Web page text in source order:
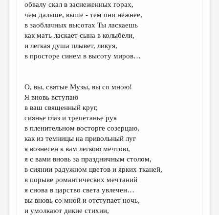
обвалу скал в заснеженных горах,
чем дальше, выше - тем они нежнее,
в заоблачных высотах Ты ласкаешь
как мать ласкает сына в колыбели,
и легкая душа плывет, ликуя,
в просторе синем в высоту миров…
О, вы, святые Музы, вы со мною!
Я вновь вступаю
в ваш священный круг,
сиянье глаз и трепетанье рук
в пленительном восторге созерцаю,
как из темницы на привольный луг
я вознесен к вам легкою мечтою,
я с вами вновь за праздничным столом,
в сиянии радужном цветов и ярких тканей,
в порыве романтических мечтаний
я снова в царство света увлечен…
вы вновь со мной и отступает ночь,
и умолкают дикие стихии,